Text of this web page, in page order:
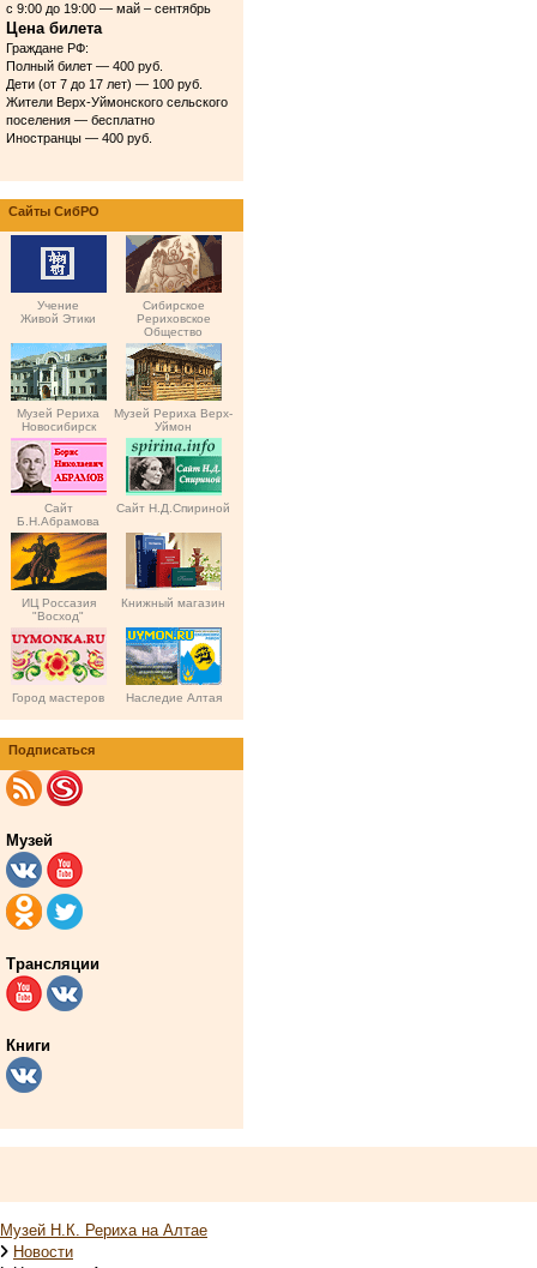
с 9:00 до 19:00 — май – сентябрь
Цена билета
Граждане РФ:
Полный билет — 400 руб.
Дети (от 7 до 17 лет) — 100 руб.
Жители Верх-Уймонского сельского
поселения — бесплатно
Иностранцы — 400 руб.
Сайты СибРО
Учение
Живой Этики
Сибирское
Рериховское
Общество
Музей Рериха
Новосибирск
Музей Рериха Верх-
Уймон
Сайт
Б.Н.Абрамова
Сайт Н.Д.Спириной
ИЦ Россазия
"Восход"
Книжный магазин
Город мастеров Наследие Алтая
Подписаться
Музей
Трансляции
Книги
Музей Н.К. Рериха на Алтае
Новости